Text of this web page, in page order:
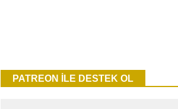
PATREON İLE DESTEK OL